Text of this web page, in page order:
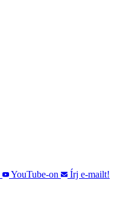
YouTube-on
Írj e-mailt!